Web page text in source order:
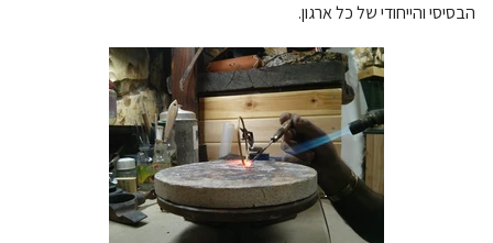
הבסיסי והייחודי של כל ארגון.